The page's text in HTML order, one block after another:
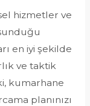
hizmetler ve
en iyi şekilde
ve taktik
kumarhane
planınızı